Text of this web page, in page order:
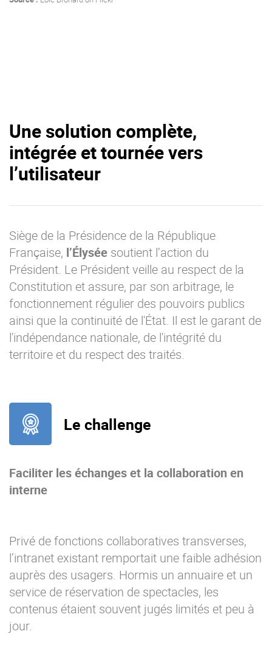
Une solution complète,
intégrée et tournée vers
l’utilisateur
Siège de la Présidence de la République
Française, l’Élysée soutient l’action du
Président. Le Président veille au respect de la
Constitution et assure, par son arbitrage, le
fonctionnement régulier des pouvoirs publics
ainsi que la continuité de l'État. Il est le garant de
l'indépendance nationale, de l'intégrité du
territoire et du respect des traités.
Le challenge
Faciliter les échanges et la collaboration en
interne
Privé de fonctions collaboratives transverses,
l’intranet existant remportait une faible adhésion
auprès des usagers. Hormis un annuaire et un
service de réservation de spectacles, les
contenus étaient souvent jugés limités et peu à
jour.